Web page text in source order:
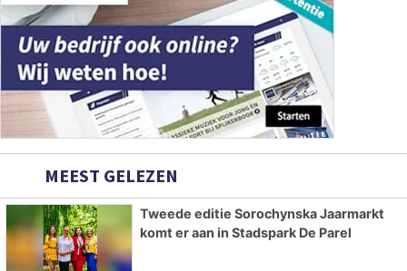
MEEST GELEZEN
Tweede editie Sorochynska Jaarmarkt
komt er aan in Stadspark De Parel